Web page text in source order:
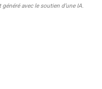
avec le soutien d’une IA.